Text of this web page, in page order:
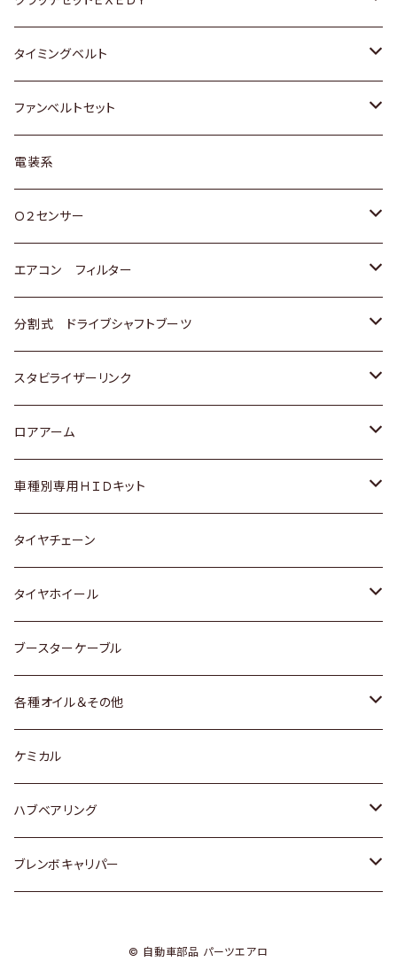
三菱
スバル
日野
クライスラー
ダイハツ
マツダ
三菱
スバル
ホンダ
マツダ
スズキ
ダイハツ
マツダ
三菱
スバル
ホンダ
スズキ
日産
ダイハツ
マツダ
三菱
スバル
タイミングベルト
トヨタ
スズキ
ダイハツ
三菱
スバル
ファンベルトセット
トヨタ
ホンダ
スズキ
日産
いすゞ
ダイハツ
マツダ
三菱
スバル
レクサス
電装系
Ｏ２センサー
トヨタ
ホンダ
スズキ
日産
ダイハツ
マツダ
三菱
スバル
エアコン フィルター
トヨタ
ホンダ
スズキ
日産
いすゞ
ダイハツ
マツダ
三菱
スバル
分割式 ドライブシャフトブーツ
トヨタ
ホンダ
スズキ
日産
ダイハツ
スバル
スタビライザーリンク
トヨタ
ホンダ
スズキ
日産
ダイハツ
マツダ
ロアアーム
ホンダ
スズキ
日産
ダイハツ
マツダ
スバル
車種別専用ＨＩＤキット
トヨタ
マツダ
タイヤチェーン
タイヤホイール
トヨタ
ホンダ
スズキ
日産
ダイハツ
ブースターケーブル
各種オイル＆その他
ディーデル洗浄添加剤
ケミカル
ハブベアリング
トヨタ
ブレンボキャリパー
© 自動車部品 パーツエアロ